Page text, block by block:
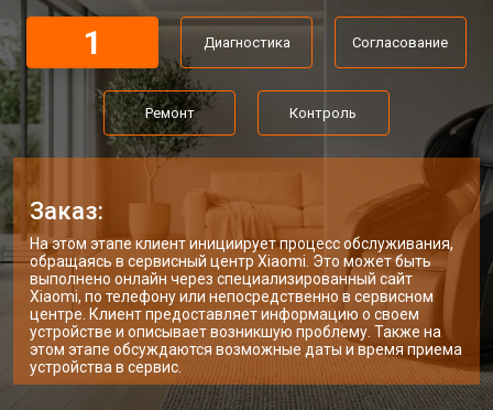
Ремонт пневмокамеры
Ремонт пневмосистемы от 4500 ₽ Заказать
Ремонт пульта управления от 4200 ₽
Ремонт электропроводки от 3900 ₽ Заказать
Ремонт сканера массажного кресла
Xiaomi
от 4800 ₽
Ремонт купюроприемника от 4700 ₽ Заказать
Замена сетевого трансформатора от 4500 ₽ Заказать
Ремонт микро-лифта от 5500 ₽ Заказать
1 Диагностика Согласование
Ремонт Контроль
Заказ:
На этом этапе клиент инициирует процесс обслуживания,
обращаясь в сервисный центр Xiaomi. Это может быть
выполнено онлайн через специализированный сайт
Xiaomi, по телефону или непосредственно в сервисном
центре. Клиент предоставляет информацию о своем
устройстве и описывает возникшую проблему. Также на
этом этапе обсуждаются возможные даты и время приема
устройства в сервис.